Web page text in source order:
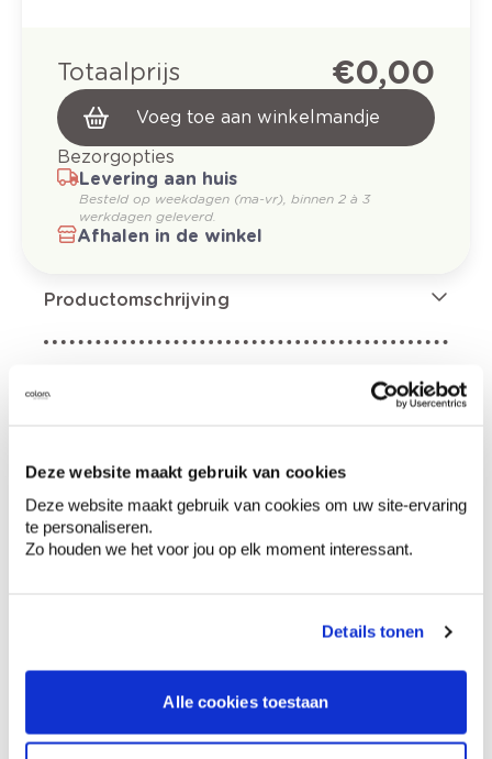
Deze website maakt gebruik van cookies
Deze website maakt gebruik van cookies om uw site-ervaring
te personaliseren.
Zo houden we het voor jou op elk moment interessant.
Details tonen
Alle cookies toestaan
Totaalprijs € 0,00
Voeg toe aan winkelmandje
Bezorgopties
Levering aan huis
Besteld op weekdagen (ma-vr), binnen 2 à 3
werkdagen geleverd.
Afhalen in de winkel
Productomschrijving
Hoe te gebruiken?
Voorbereiding